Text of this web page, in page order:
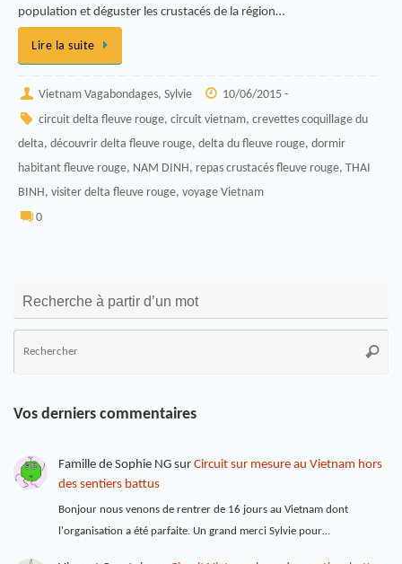
population et déguster les crustacés de la région…
Lire la suite
Vietnam Vagabondages, Sylvie 10/06/2015 -
circuit delta fleuve rouge, circuit vietnam, crevettes coquillage du
delta, découvrir delta fleuve rouge, delta du fleuve rouge, dormir
habitant fleuve rouge, NAM DINH , repas crustacés fleuve rouge, THAI
BINH , visiter delta fleuve rouge, voyage Vietnam
0
Recherche à partir d’un mot
Vos derniers commentaires
Famille de Sophie NGsur Circuit sur mesure au Vietnam hors
des sentiers battus
Bonjour nous venons de rentrer de 16 jours au Vietnam dont
l'organisation a été parfaite. Un grand merci Sylvie pour…